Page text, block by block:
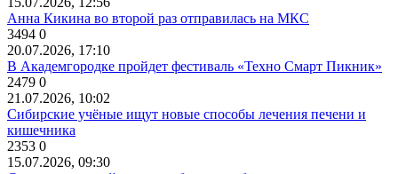
Анна Кикина во второй раз отправилась на МКС
3494 0
20.07.2026, 17:10
В Академгородке пройдет фестиваль «Техно Смарт Пикник»
2479 0
21.07.2026, 10:02
Сибирские учёные ищут новые способы лечения печени и
кишечника
2353 0
15.07.2026, 09:30